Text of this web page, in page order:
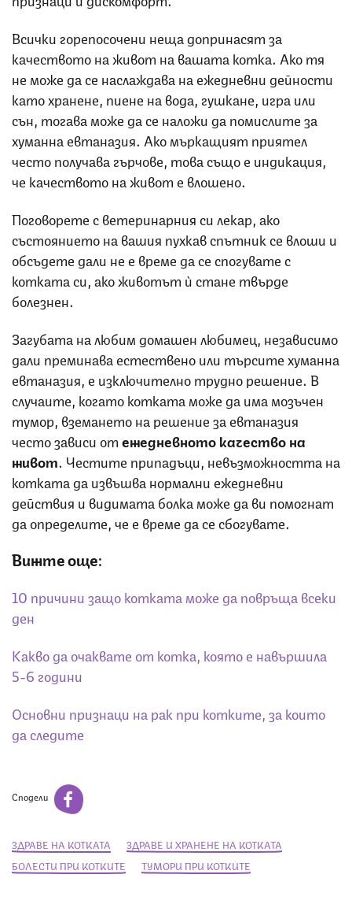
Всички горепосочени неща допринасят за
качеството на живот на вашата котка. Ако тя
не може да се наслаждава на ежедневни дейности
като хранене, пиене на вода, гушкане, игра или
сън, тогава може да се наложи да помислите за
хуманна евтаназия. Ако мъркащият приятел
често получава гърчове, това също е индикация,
че качеството на живот е влошено.
Поговорете с ветеринарния си лекар, ако
състоянието на вашия пухкав спътник се влоши и
обсъдете дали не е време да се спогувате с
котката си, ако животът ѝ стане твърде
болезнен.
Загубата на любим домашен любимец, независимо
дали преминава естествено или търсите хуманна
евтаназия, е изключително трудно решение. В
случаите, когато котката може да има мозъчен
тумор, вземането на решение за евтаназия
често зависи отежедневното качество на
живот. Честите припадъци, невъзможността на
котката да извъшва нормални ежедневни
действия и видимата болка може да ви помогнат
да определите, че е време да се сбогувате.
Вижте още:
10 причини защо котката може да повръща всеки
ден
Какво да очаквате от котка, която е навършила
5-6 години
Основни признаци на рак при котките, за които
да следите
Сподели
ЗДРАВЕ НА КОТКАТА
ЗДРАВЕ И ХРАНЕНЕ НА КОТКАТА
БОЛЕСТИ ПРИ КОТКИТЕ
ТУМОРИ ПРИ КОТКИТЕ